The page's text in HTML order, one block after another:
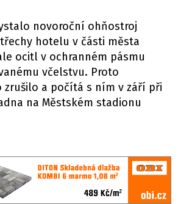
novoroční ohňostroj
hotelu v části města
ocitl v ochranném pásmu
včelstvu. Proto
zrušilo a počítá s ním v září při
na Městském stadionu